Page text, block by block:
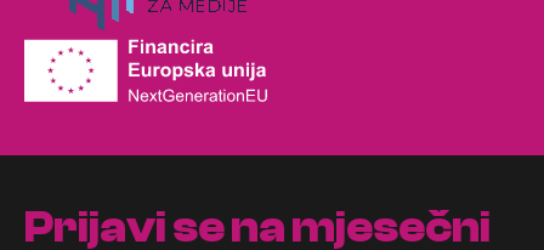
Prijavi se na mjesečni